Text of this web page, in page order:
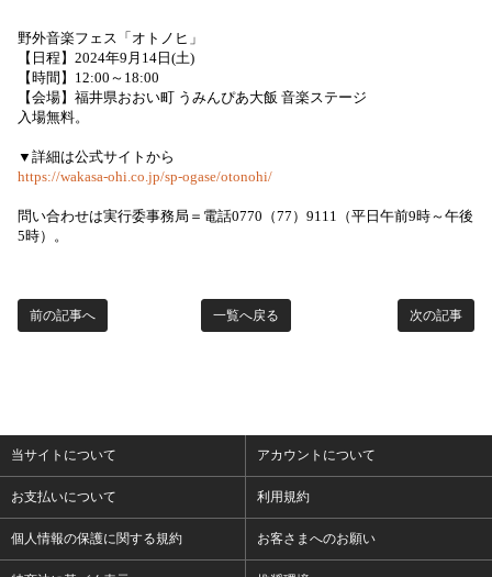
野外音楽フェス「オトノヒ」
【日程】2024年9月14日(土)
【時間】12:00～18:00
【会場】福井県おおい町 うみんぴあ大飯​ 音楽ステージ
入場無料。
▼詳細は公式サイトから
https://wakasa-ohi.co.jp/sp-ogase/otonohi/
問い合わせは実行委事務局＝電話0770（77）9111（平日午前9時～午後
5時）。
次の記事
一覧へ戻る
前の記事へ
当サイトについて アカウントについて
お支払いについて 利用規約
個人情報の保護に関する規約 お客さまへのお願い